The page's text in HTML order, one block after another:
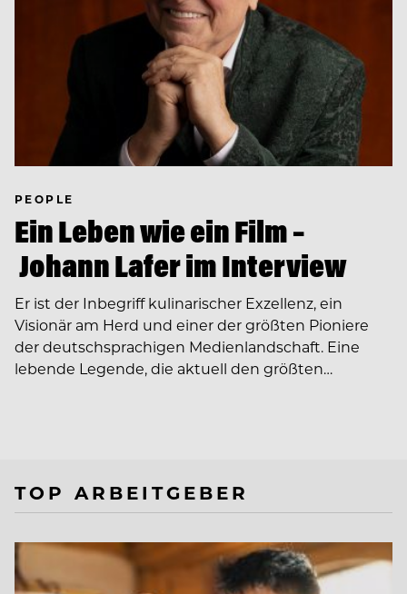
PEOPLE
Ein Leben wie ein Film –
Johann Lafer im Interview
Er ist der Inbegriff kulinarischer Exzellenz, ein
Visionär am Herd und einer der größten Pioniere
der deutschsprachigen Medienlandschaft. Eine
lebende Legende, die aktuell den größten…
TOP ARBEITGEBER